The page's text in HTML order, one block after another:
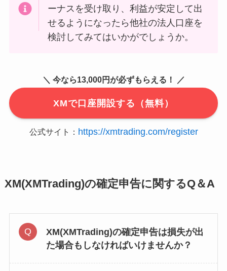
ーナスを受け取り、利益が安定して出
せるようになったら他社の法人口座を
検討してみてはいかがでしょうか。
＼ 今なら13,000円が必ずもらえる！ ／
XMで口座開設する（無料）
公式サイト： https://xmtrading.com/register
XM(XMTrading)の確定申告に関するQ＆A
XM(XMTrading)の確定申告は損失が出
た場合もしなければいけませんか？